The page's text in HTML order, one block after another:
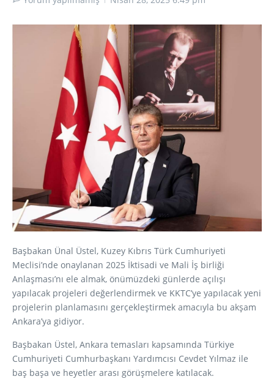
Başbakan Ünal Üstel, Kuzey Kıbrıs Türk Cumhuriyeti
Meclisi’nde onaylanan 2025 İktisadi ve Mali İş birliği
Anlaşması’nı ele almak, önümüzdeki günlerde açılışı
yapılacak projeleri değerlendirmek ve KKTC’ye yapılacak yeni
projelerin planlamasını gerçekleştirmek amacıyla bu akşam
Ankara’ya gidiyor.
Başbakan Üstel, Ankara temasları kapsamında Türkiye
Cumhuriyeti Cumhurbaşkanı Yardımcısı Cevdet Yılmaz ile
baş başa ve heyetler arası görüşmelere katılacak.